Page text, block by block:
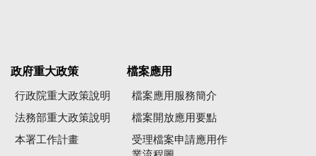
政府重大政策
行政院重大政策說明
法務部重大政策說明
本署工作計畫
檔案應用
檔案應用服務簡介
檔案開放應用要點
受理檔案申請應用作